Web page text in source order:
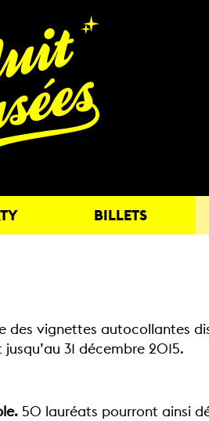
BILLETS
des vignettes autocollantes
31 décembre 2015.
50 lauréats pourront ainsi